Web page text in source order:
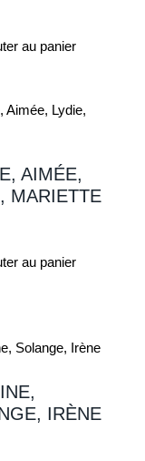
au panier
AIMÉE,
MARIETTE
au panier
IRÈNE